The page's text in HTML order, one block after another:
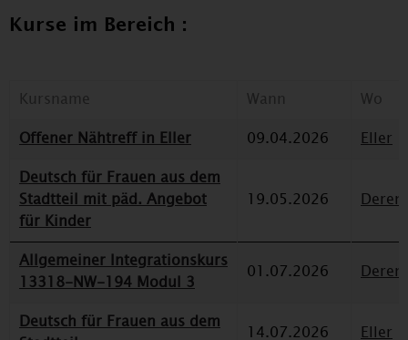
Kurse im Bereich :
Kursname Wann
Wo
Offener Nähtreff in Eller
09.04.2026
Eller
Deutsch für Frauen aus dem
Stadtteil mit päd. Angebot
für Kinder
19.05.2026
Allgemeiner Integrationskurs
13318-NW-194 Modul 3
01.07.2026
Deutsch für Frauen aus dem
14.07.2026 Eller